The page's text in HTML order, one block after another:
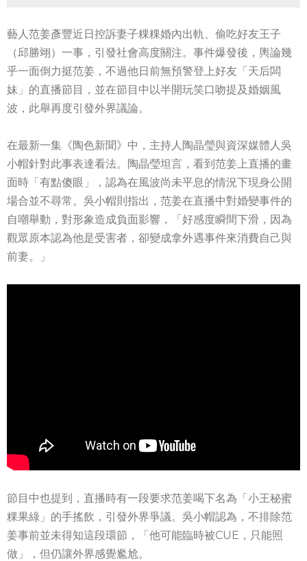
藝人范姜彥豐近日控訴妻子粿粿婚內出軌、偷吃好友王子
（邱勝翊）一事，引發社會高度關注。事件爆發後，輿論幾
乎一面倒力挺范姜，不過他日前無預警登上好友「天后闆
妹」的直播節目，並在節目中以半開玩笑口吻提及婚姻風
波，此舉再度引發外界議論。
在最新一集《陶色新聞》中，主持人陶晶瑩與資深媒體人吳
小帽針對此事表達看法。陶晶瑩坦言，看到范姜上直播的畫
面時「有點傻眼」，認為在風波尚未平息的情況下現身公開
場合並不尋常。吳小帽則指出，范姜在直播中對婚變事件的
自嘲舉動，對形象造成負面影響，「好感度瞬間下滑，因為
觀眾原本認為他是受害者，卻變成拿外遇事件來消費自己與
前妻。」
節目中也提到，直播時有一段要求范姜喝下名為「小王秘蜜
粿果綠」的手搖飲，引發外界爭議。吳小帽認為，不排除范
姜事前並未得知這段環節，「他可能臨時被CUE，只能照
做」，但仍讓外界感覺尷尬。